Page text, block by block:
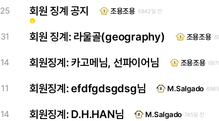
25
emoji_emotions
회원 징계 공지 조용조용 6842일 전
31 회원 징계: 라울골(geography) 조용조용
14 회원징계: 카고메님, 선파이어님 조용조용
11 회원징계: efdfgdsgdsg님 M.Salgado
14 회원징계: D.H.HAN님 M.Salgado 745일 전